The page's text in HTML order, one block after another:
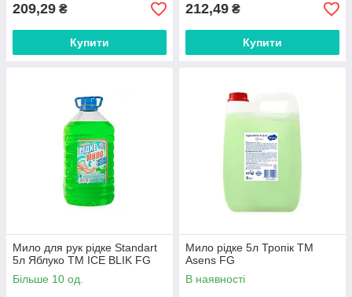
209,29 ₴
Купити
212,49 ₴
Купити
Мило для рук рідке Standart
5л Яблуко ТМ ICE BLIK FG
Більше 10 од.
Мило рідке 5л Тропік ТМ
Asens FG
В наявності